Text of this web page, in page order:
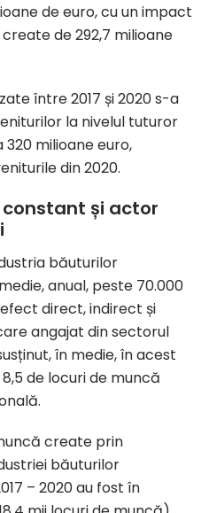
de euro, cu un impact
de 292,7 milioane
între 2017 și 2020 s-a
la nivelul tuturor
milioane euro,
din 2020.
și actor
băuturilor
anual, peste 70.000
direct, indirect și
angajat din sectorul
în medie, în acest
de locuri de muncă
create prin
băuturilor
– 2020 au fost în